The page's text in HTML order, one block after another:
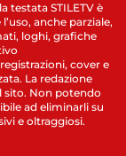
testata STILETV è
anche parziale,
loghi, grafiche
cover e
La redazione
sito. Non potendo
ad eliminarli su
e oltraggiosi.